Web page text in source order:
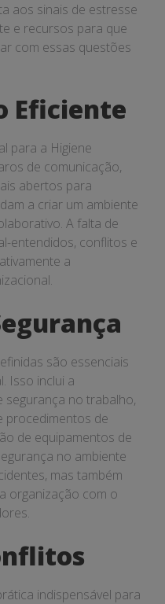
aos sinais de estresse
e recursos para que
com essas questões
Eficiente
para a Higiene
de comunicação,
abertos para
a criar um ambiente
A falta de
entendidos, conflitos e
a
são essenciais
Isso inclui a
segurança no trabalho,
procedimentos de
de equipamentos de
no ambiente
mas também
organização com o
indispensável para